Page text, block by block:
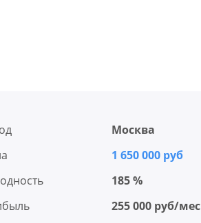
Москва
1 650 000 руб
185 %
255 000 руб/мес